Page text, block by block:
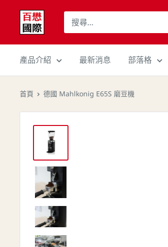
百
懋
國
際
股
份
Cojaft
Coffee
產品介紹 最新消息 部落格
首頁 德國 Mahlkonig E65S 磨豆機